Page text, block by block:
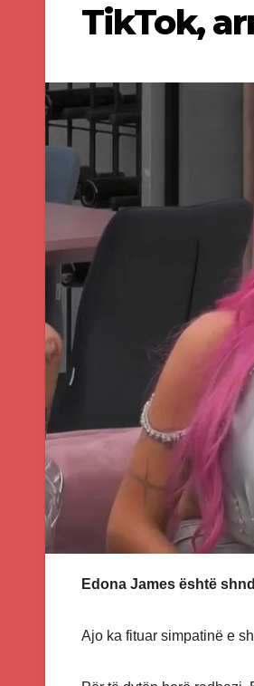
TikTok,
Edona James është
Ajo ka fituar simpatinë e